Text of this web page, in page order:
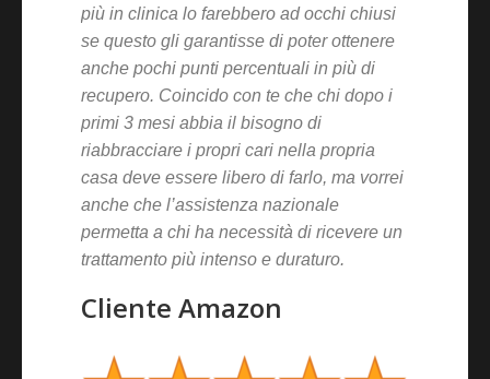
più in clinica lo farebbero ad occhi chiusi
se questo gli garantisse di poter ottenere
anche pochi punti percentuali in più di
recupero. Coincido con te che chi dopo i
primi 3 mesi abbia il bisogno di
riabbracciare i propri cari nella propria
casa deve essere libero di farlo, ma vorrei
anche che l’assistenza nazionale
permetta a chi ha necessità di ricevere un
trattamento più intenso e duraturo.
Cliente Amazon